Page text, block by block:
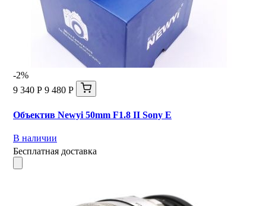
-2%
9 340 Р 9 480 Р
Объектив Newyi 50mm F1.8 II Sony E
В наличии
Бесплатная доставка